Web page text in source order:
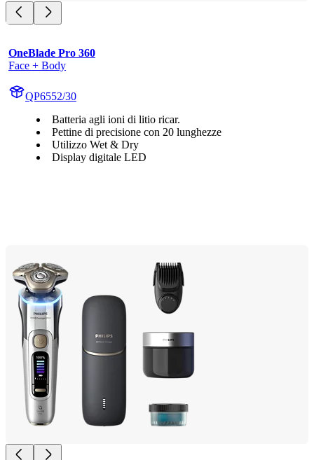
OneBlade Pro 360
Face + Body
QP6552/30
Batteria agli ioni di litio ricar.
Pettine di precisione con 20 lunghezze
Utilizzo Wet & Dry
Display digitale LED